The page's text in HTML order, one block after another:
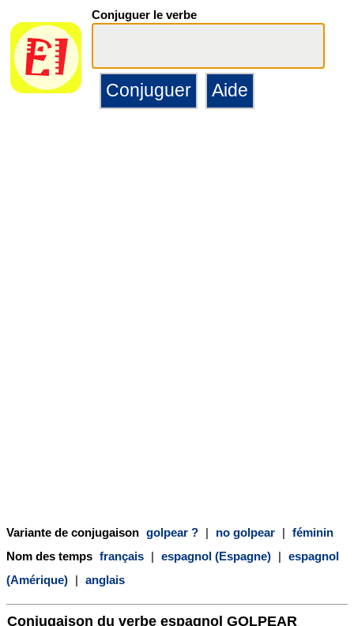
Conjuguer le verbe
Variante de conjugaison golpear ? | no golpear | féminin
Nom des temps français | espagnol (Espagne) | espagnol
(Amérique) | anglais
Conjugaison du verbe espagnol GOLPEAR